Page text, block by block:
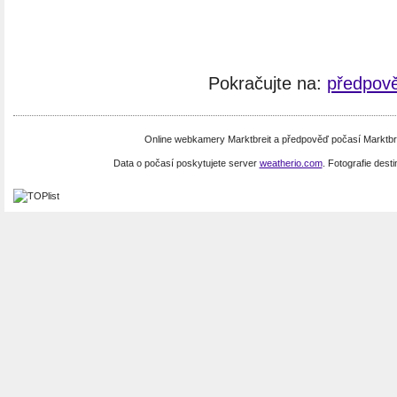
Pokračujte na:
Online webkamery Marktbreit a předpověď počasí
Data o počasí poskytujete server weatherio.com. Fotografie